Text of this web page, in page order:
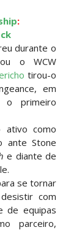
:
durante o
o WCW
tirou-o
em
primeiro
ativo como
ante Stone
e diante de
se tornar
desistir com
de equipas
parceiro,